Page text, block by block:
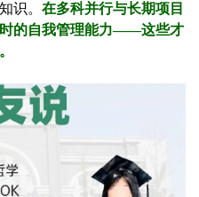
识。 在多科并行与长期项目
的自我管理能力——这些才